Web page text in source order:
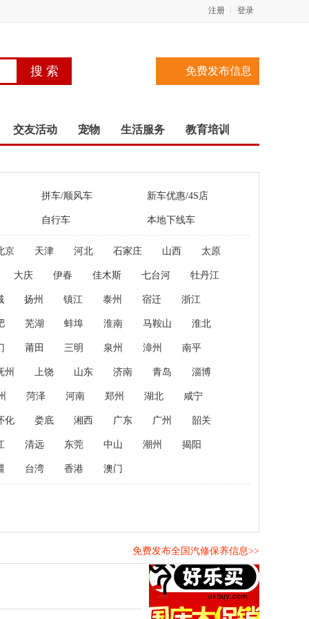
登录
注册
免费发布信息
交友活动 宠物 生活服务 教育培训
拼车/顺风车 新车优惠/4S店
自行车 本地下线车
京 天津 河北 石家庄 山西 太原
大庆 伊春 佳木斯 七台河 牡丹江
扬州 镇江 泰州 宿迁 浙江
芜湖 蚌埠 淮南 马鞍山 淮北
莆田 三明 泉州 漳州 南平
州 上饶 山东 济南 青岛 淄博
菏泽 河南 郑州 湖北 咸宁
化 娄底 湘西 广东 广州 韶关
清远 东莞 中山 潮州 揭阳
台湾 香港 澳门
免费发布全国汽修保养信息>>